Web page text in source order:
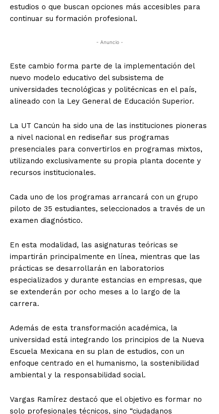
estudios o que buscan opciones más accesibles para
continuar su formación profesional.
- Anuncio -
Este cambio forma parte de la implementación del
nuevo modelo educativo del subsistema de
universidades tecnológicas y politécnicas en el país,
alineado con la Ley General de Educación Superior.
La UT Cancún ha sido una de las instituciones pioneras
a nivel nacional en rediseñar sus programas
presenciales para convertirlos en programas mixtos,
utilizando exclusivamente su propia planta docente y
recursos institucionales.
Cada uno de los programas arrancará con un grupo
piloto de 35 estudiantes, seleccionados a través de un
examen diagnóstico.
En esta modalidad, las asignaturas teóricas se
impartirán principalmente en línea, mientras que las
prácticas se desarrollarán en laboratorios
especializados y durante estancias en empresas, que
se extenderán por ocho meses a lo largo de la
carrera.
Además de esta transformación académica, la
universidad está integrando los principios de la Nueva
Escuela Mexicana en su plan de estudios, con un
enfoque centrado en el humanismo, la sostenibilidad
ambiental y la responsabilidad social.
Vargas Ramírez destacó que el objetivo es formar no
solo profesionales técnicos, sino “ciudadanos